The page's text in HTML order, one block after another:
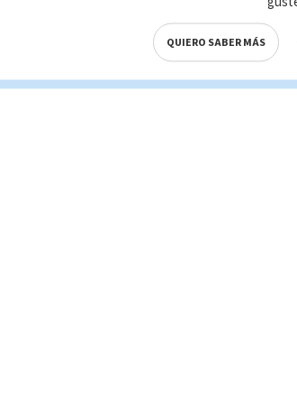
QUIERO SABER MÁS